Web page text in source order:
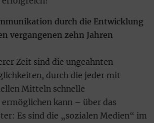
durch die Entwicklung
vergangenen zehn Jahren
Zeit sind die ungeahnten
durch die jeder mit
Mitteln schnelle
kann – über das
Es sind die „sozialen Medien“ im